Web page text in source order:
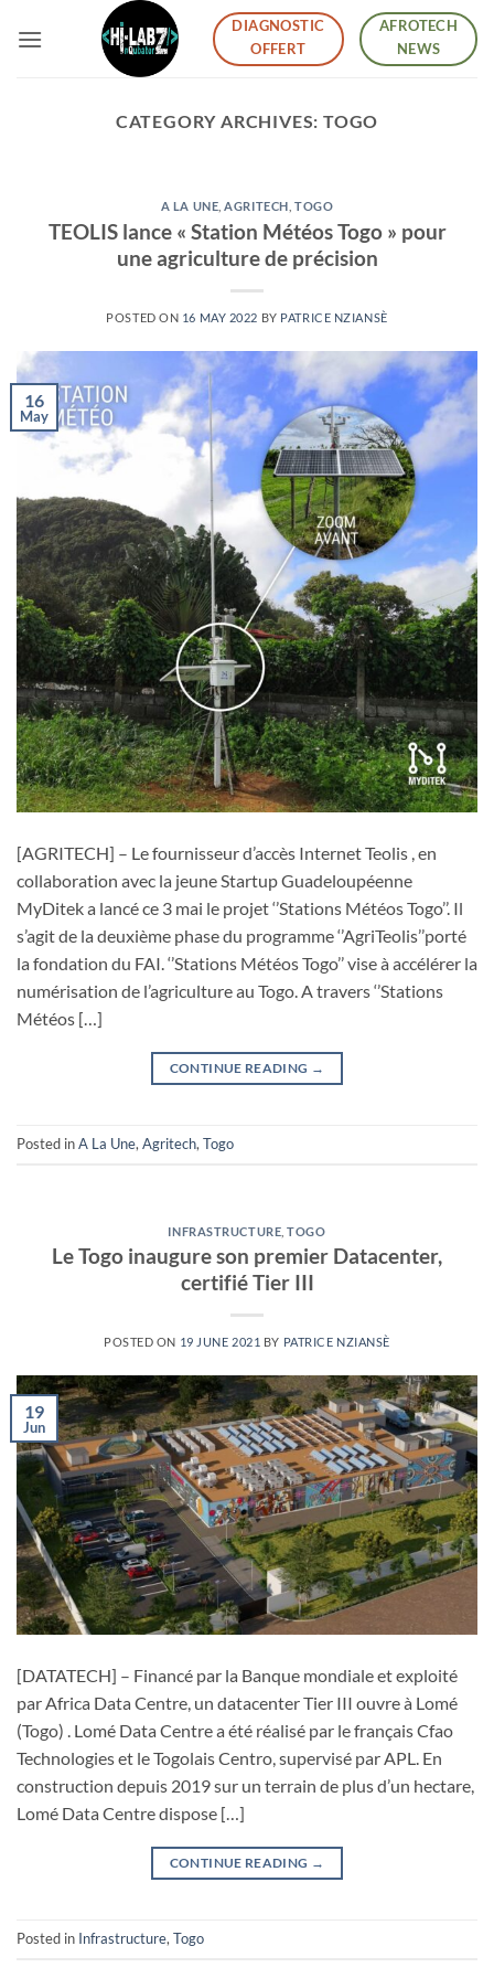
DIAGNOSTIC
OFFERT
AFROTECH
NEWS
CATEGORY ARCHIVES: TOGO
A LA UNE ,AGRITECH TOGO
TEOLIS lance « Station Météos Togo » pour
une agriculture de précision
POSTED ON 16 MAY 2022 BY PATRICE NZIANSÈ
16
May
[AGRITECH] – Le fournisseur d’accès Internet Teolis , en
collaboration avec la jeune Startup Guadeloupéenne
MyDitek a lancé ce 3 mai le projet ‘’Stations Météos Togo’’. Il
s’agit de la deuxième phase du programme ‘’AgriTeolis’’porté
la fondation du FAI. ‘’Stations Météos Togo’’ vise à accélérer la
numérisation de l’agriculture au Togo. A travers ‘’Stations
Météos […]
CONTINUE READING →
Posted inA La Une, Agritech, Togo
INFRASTRUCTURE ,TOGO
Le Togo inaugure son premier Datacenter,
certifié Tier III
POSTED ON 19 JUNE 2021 BY PATRICE NZIANSÈ
19
Jun
[DATATECH] – Financé par la Banque mondiale et exploité
par Africa Data Centre, un datacenter Tier III ouvre à Lomé
(Togo) . Lomé Data Centre a été réalisé par le français Cfao
Technologies et le Togolais Centro, supervisé par APL. En
construction depuis 2019 sur un terrain de plus d’un hectare,
Lomé Data Centre dispose […]
CONTINUE READING →
Posted in Infrastructure,Togo